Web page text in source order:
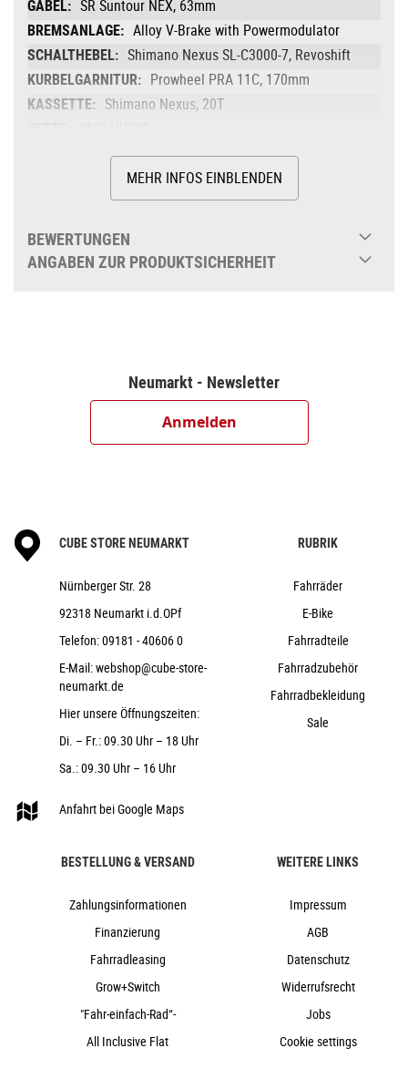
SR Suntour NEX, 63mm
Alloy V-Brake with Powermodulator
Shimano Nexus SL-C3000-7, Revoshift
Prowheel PRA 11C, 170mm
Shimano Nexus, 20T
Shimano DH-C3000, Hub Dynamo, Nut
Shimano Nexus SG-C3000-7R, 7-Speed,
CUBE Trekking, 47-622
CUBE Comfort Stem Pro, 31.8mm, Adjustable
CUBE Performance Post, 27.2mm
Natural Fit Sequence
CUBE Shiny 50
ACID Semi-Integrated Carrier, ACID RILink
Adapter Compatible
17,5 kg
polargrey´n´white
Cube
2026
Cube
City & Urban, Citybike, Fahrräder
Tiefeinstieg
ja
Nabenschaltung
ja
MEHR INFOS EINBLENDEN
BEWERTUNGEN
ANGABEN ZUR PRODUKTSICHERHEIT
Neumarkt - Newsletter
Anmelden
CUBE STORE NEUMARKT
Nürnberger Str. 28
92318 Neumarkt i.d.OPf
Telefon:09181 - 40606 0
E-Mail:webshop@cube-store-
neumarkt.de
Hier unsere Öffnungszeiten:
Di. – Fr.: 09.30 Uhr – 18 Uhr
Sa.: 09.30 Uhr – 16 Uhr
Anfahrt bei Google Maps
RUBRIK
Fahrräder
E-Bike
Fahrradteile
Fahrradzubehör
Fahrradbekleidung
Sale
BESTELLUNG & VERSAND
Zahlungsinformationen
Finanzierung
Fahrradleasing
Grow+Switch
"Fahr-einfach-Rad“-
All Inclusive Flat
WEITERE LINKS
Impressum
AGB
Datenschutz
Widerrufsrecht
Jobs
Cookie settings